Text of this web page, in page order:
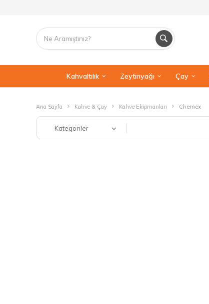
Kahvaltılık Zeytinyağı Çay
Ana Sayfa Kahve & Çay Kahve Ekipmanları Chemex
Kategoriler